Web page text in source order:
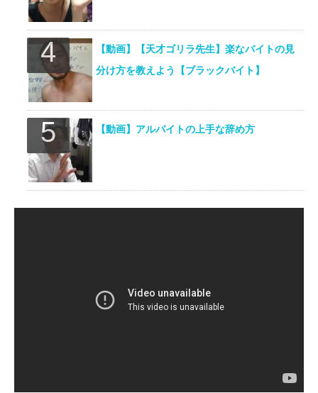
【動画】【天才ゴリラ先生】楽なバイトの見
分け方を教えよう【ブラックバイト】
【動画】アルバイトの上手な辞め方